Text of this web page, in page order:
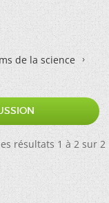
de la science
résultats 1 à 2 sur 2